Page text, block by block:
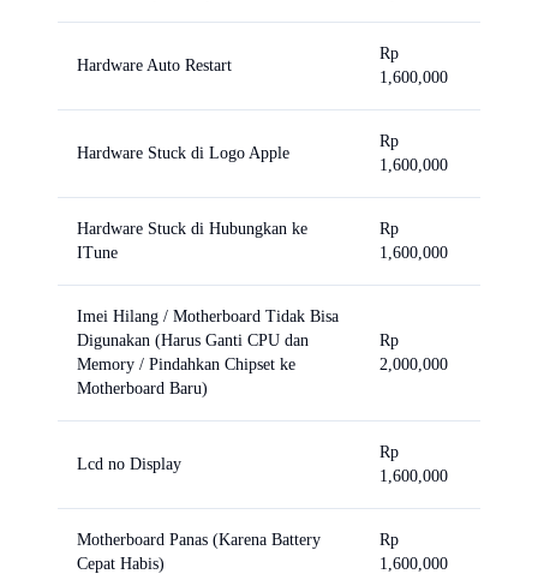
Hardware Auto Restart
Rp
1,600,000
Hardware Stuck di Logo Apple
Rp
1,600,000
Hardware Stuck di Hubungkan ke
ITune
Rp
1,600,000
Imei Hilang / Motherboard Tidak Bisa
Digunakan (Harus Ganti CPU dan
Memory / Pindahkan Chipset ke
Motherboard Baru)
Rp
2,000,000
Lcd no Display
Rp
1,600,000
Motherboard Panas (Karena Battery
Cepat Habis)
Rp
1,600,000